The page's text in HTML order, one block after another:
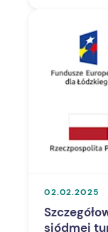
02.02.2025
siódmej